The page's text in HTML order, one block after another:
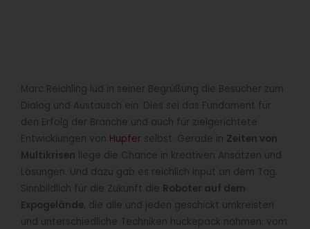
Marc Reichling lud in seiner Begrüßung die Besucher zum
Dialog und Austausch ein: Dies sei das Fundament für
den Erfolg der Branche und auch für zielgerichtete
Entwicklungen von Hupfer selbst. Gerade in Zeiten von
Multikrisen liege die Chance in kreativen Ansätzen und
Lösungen. Und dazu gab es reichlich Input an dem Tag.
Sinnbildlich für die Zukunft die Roboter auf dem
Expogelände, die alle und jeden geschickt umkreisten
und unterschiedliche Techniken huckepack nahmen: vom